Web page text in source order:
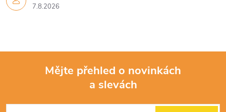
7.8.2026
Mějte přehled o novinkách
a slevách